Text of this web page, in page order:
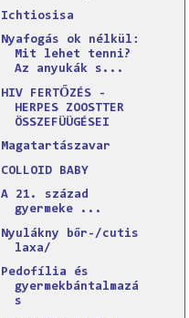
Ichtiosisa
Nyafogás ok nélkül:
Mit lehet tenni?
Az anyukák s...
HIV FERTŐZÉS -
HERPES ZOOSTTER
ÖSSZEFÜÜGÉSEI
Magatartászavar
COLLOID BABY
A 21. század
gyermeke ...
Nyulákny bőr-/cutis
laxa/
Pedofília és
gyermekbántalmazá
s